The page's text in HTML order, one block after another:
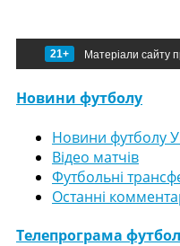
21+ Матеріали сайту
Новини футболу
Новини футболу
Відео матчів
Футбольні
Останні
Телепрограма